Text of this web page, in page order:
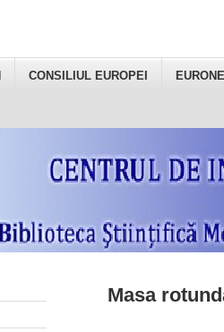
CONSILIUL EUROPEI
Masa